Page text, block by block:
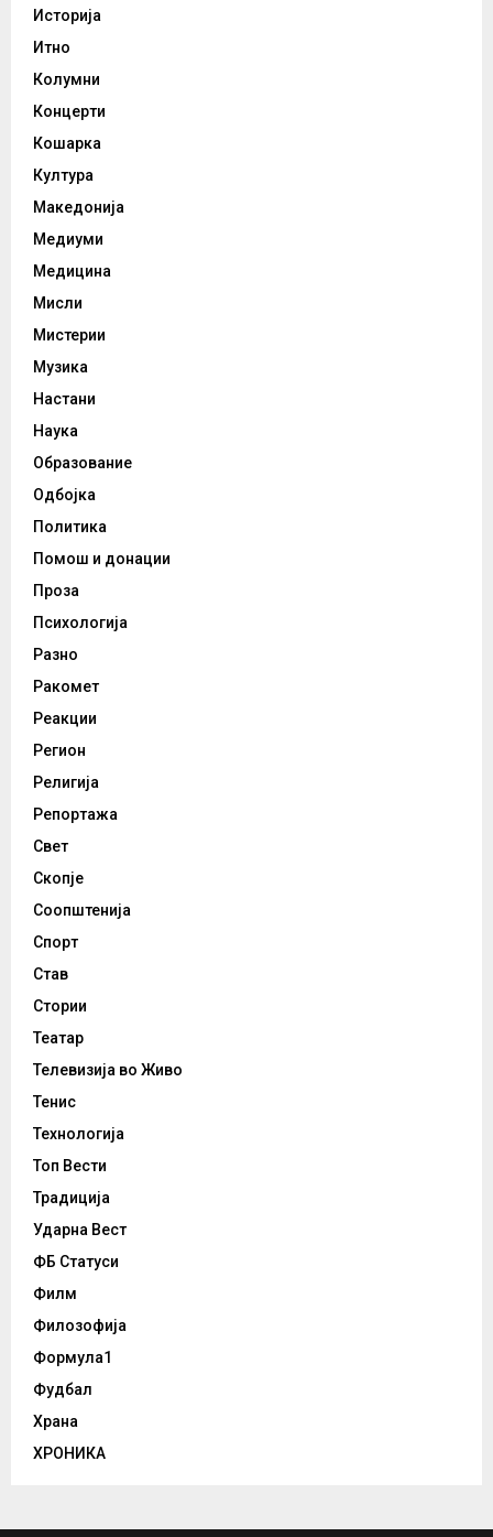
Историја
Итно
Колумни
Концерти
Кошарка
Култура
Македонија
Медиуми
Медицина
Мисли
Мистерии
Музика
Настани
Наука
Образование
Одбојка
Политика
Помош и донации
Проза
Психологија
Разно
Ракомет
Реакции
Регион
Религија
Репортажа
Свет
Скопје
Соопштенија
Спорт
Став
Стории
Театар
Телевизија во Живо
Тенис
Технологија
Топ Вести
Традиција
Ударна Вест
ФБ Статуси
Филм
Филозофија
Формула1
Фудбал
Храна
ХРОНИКА